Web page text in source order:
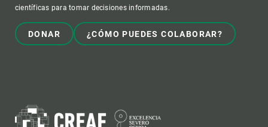
científicas para tomar decisiones informadas.
DONAR ¿CÓMO PUEDES COLABORAR?